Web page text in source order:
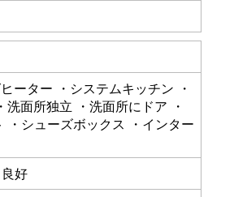
ーター ・システムキッチン ・
面所独立 ・洗面所にドア ・
シューズボックス ・インター
好